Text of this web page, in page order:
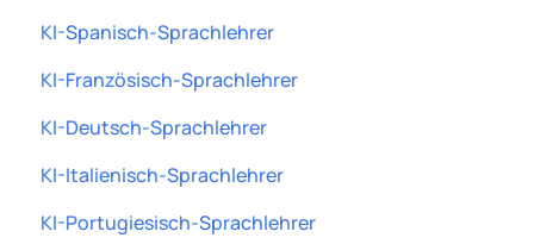
KI-Spanisch-Sprachlehrer
KI-Französisch-Sprachlehrer
KI-Deutsch-Sprachlehrer
KI-Italienisch-Sprachlehrer
KI-Portugiesisch-Sprachlehrer